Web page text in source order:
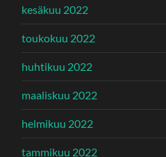
kesäkuu 2022
toukokuu 2022
huhtikuu 2022
maaliskuu 2022
helmikuu 2022
tammikuu 2022